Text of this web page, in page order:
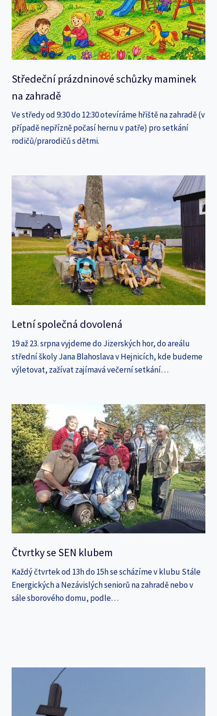
Středeční prázdninové schůzky maminek
na zahradě
Ve středy od 9:30 do 12:30 otevíráme hřiště na zahradě (v
případě nepřízně počasí hernu v patře) pro setkání
rodičů/prarodičů s dětmi.
Letní společná dovolená
19 až 23. srpna vyjdeme do Jizerských hor, do areálu
střední školy Jana Blahoslava v Hejnicích, kde budeme
výletovat, zažívat zajímavá večerní setkání…
Čtvrtky se SEN klubem
Každý čtvrtek od 13h do 15h se scházíme v klubu Stále
Energických a Nezávislých seniorů na zahradě nebo v
sále sborového domu, podle…